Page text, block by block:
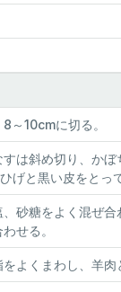
～10cmに切る。
は斜め切り、か
げと黒い皮をとっ
砂糖をよく混ぜ
せる。
よくまわし、羊